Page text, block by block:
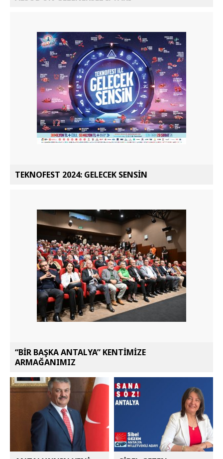
TEKNOFEST 2024: GELECEK SENSİN
“BİR BAŞKA ANTALYA” KENTİMİZE
ARMAĞANIMIZ